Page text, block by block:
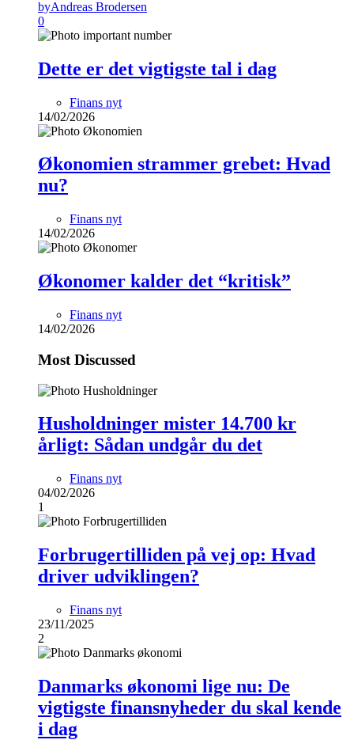
byAndreas Brodersen
0
Dette er det vigtigste tal i dag
Finans nyt
14/02/2026
Økonomien strammer grebet: Hvad
nu?
Finans nyt
14/02/2026
Økonomer kalder det “kritisk”
Finans nyt
14/02/2026
Most Discussed
Husholdninger mister 14.700 kr
årligt: Sådan undgår du det
Finans nyt
04/02/2026
1
Forbrugertilliden på vej op: Hvad
driver udviklingen?
Finans nyt
23/11/2025
2
Danmarks økonomi lige nu: De
vigtigste finansnyheder du skal kende
i dag